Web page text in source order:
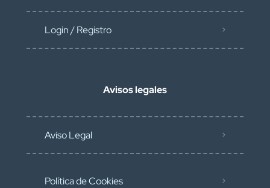
Login / Registro
Avisos legales
Aviso Legal
Política de Cookies